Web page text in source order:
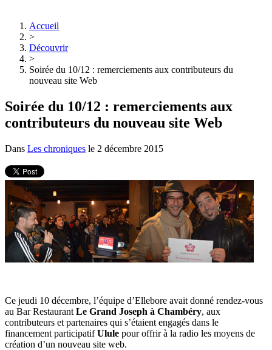
Accueil
>
Découvrir
>
Soirée du 10/12 : remerciements aux contributeurs du
nouveau site Web
Soirée du 10/12 : remerciements aux
contributeurs du nouveau site Web
Dans Les chroniques le 2 décembre 2015
Ce jeudi 10 décembre, l’équipe d’Ellebore avait donné rendez-vous
au Bar Restaurant Le Grand Joseph à Chambéry, aux
contributeurs et partenaires qui s’étaient engagés dans le
financement participatifUlule pour offrir à la radio les moyens de
création d’un nouveau site web.